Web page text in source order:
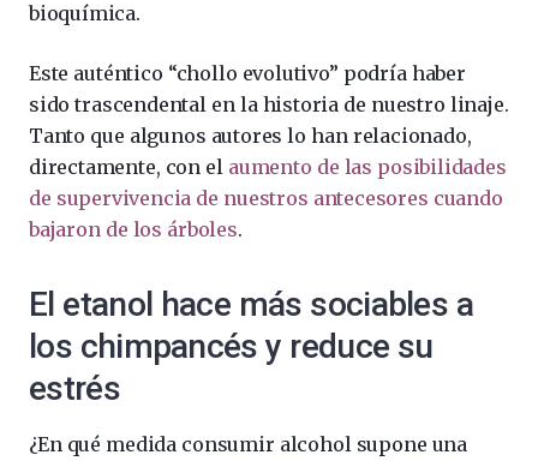
bioquímica.
Este auténtico “chollo evolutivo” podría haber
sido trascendental en la historia de nuestro linaje.
Tanto que algunos autores lo han relacionado,
directamente, con el aumento de las posibilidades
de supervivencia de nuestros antecesores cuando
bajaron de los árboles.
El etanol hace más sociables a
los chimpancés y reduce su
estrés
¿En qué medida consumir alcohol supone una